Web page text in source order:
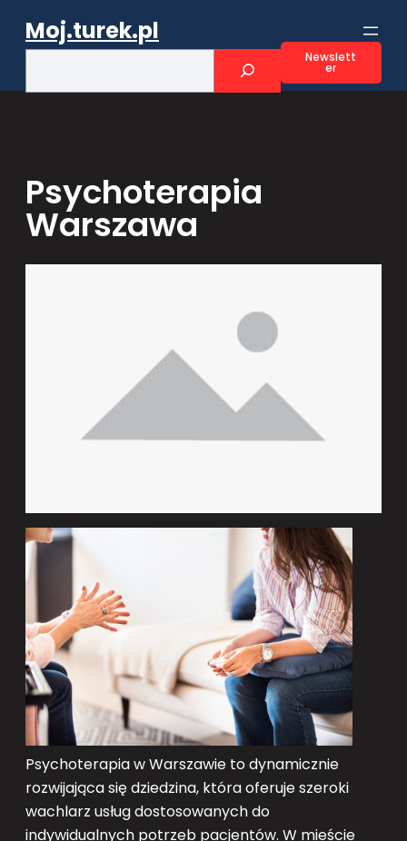
Moj.turek.pl
h
Newslett
er
Psychoterapia
Warszawa
Psychoterapia w Warszawie to dynamicznie
rozwijająca się dziedzina, która oferuje szeroki
wachlarz usług dostosowanych do
indywidualnych potrzeb pacjentów. W mieście